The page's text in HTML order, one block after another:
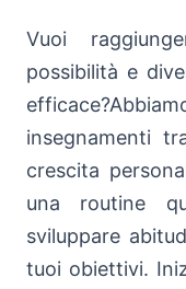
Vuoi
possibilità e
insegnamenti
crescita
una routine
sviluppare
tuoi obiettivi.